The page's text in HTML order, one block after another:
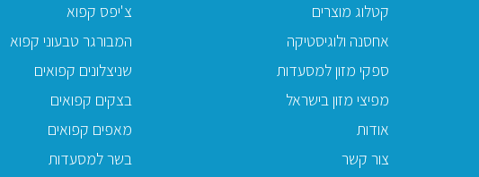
קטלוג מוצרים
אחסנה ולוגיסטיקה
ספקי מזון למסעדות
מפיצי מזון בישראל
אודות
צור קשר
צ'יפס קפוא
המבורגר טבעוני קפוא
שניצלונים קפואים
בצקים קפואים
מאפים קפואים
בשר למסעדות